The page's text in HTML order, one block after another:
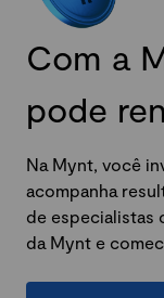
Com a
pode
Na Mynt, você
acompanha
de especialistas
da Mynt e